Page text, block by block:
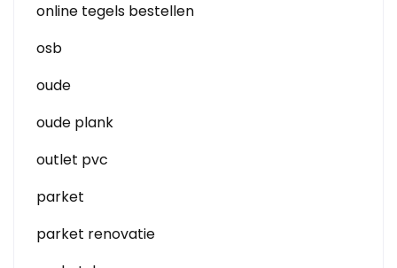
online tegels bestellen
osb
oude
oude plank
outlet pvc
parket
parket renovatie